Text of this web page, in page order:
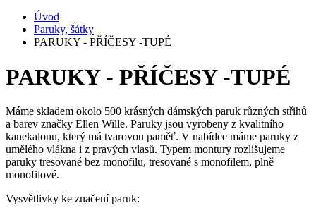
Úvod
Paruky, šátky
PARUKY - PŘÍČESY -TUPÉ
PARUKY - PŘÍČESY -TUPÉ
Máme skladem okolo 500 krásných dámských paruk různých střihů
a barev značky Ellen Wille. Paruky jsou vyrobeny z kvalitního
kanekalonu, který má tvarovou paměť. V nabídce máme paruky z
umělého vlákna i z pravých vlasů. Typem montury rozlišujeme
paruky tresované bez monofilu, tresované s monofilem, plně
monofilové.
Vysvětlivky ke značení paruk: